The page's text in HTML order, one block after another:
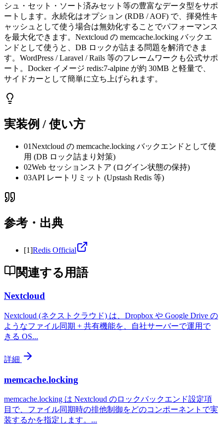
シュ・セット・ソート済みセット等の豊富なデータ型をサポ
ートします。永続化はオプション (RDB / AOF) で、揮発性キ
ャッシュとして使う場合は無効化することでパフォーマンス
を最大化できます。Nextcloud の memcache.locking バックエ
ンドとして使うと、DB ロックが詰まる問題を解消できま
す。WordPress / Laravel / Rails 等のフレームワークも公式サポ
ート。Docker イメージ redis:7-alpine が約 30MB と軽量で、
サイドカーとして簡単に立ち上げられます。
実装例 / 使い方
01Nextcloud の memcache.locking バックエンドとして使
用 (DB ロック詰まり対策)
02Web セッションストア (ログイン状態の保持)
03API レートリミット (Upstash Redis 等)
参考・出典
[1]Redis Official
関連する用語
Nextcloud
Nextcloud (ネクストクラウド) は、Dropbox や Google Drive の
ようなファイル同期 + 共有機能を、自社サーバーで運用で
きる OS...
詳細
memcache.locking
memcache.locking は Nextcloud のロックバックエンド設定項
目で、ファイル同期時の排他制御をどのコンポーネントで実
装するかを指定します。 ...